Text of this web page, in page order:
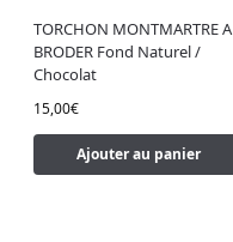
TORCHON MONTMARTRE A
BRODER Fond Naturel /
Chocolat
15,00€
Ajouter au panier